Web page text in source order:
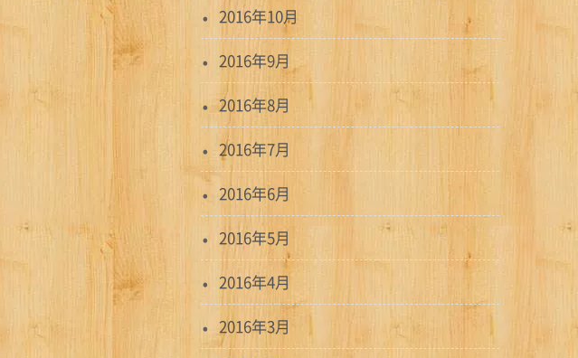
2016年10月
2016年9月
2016年8月
2016年7月
2016年6月
2016年5月
2016年4月
2016年3月